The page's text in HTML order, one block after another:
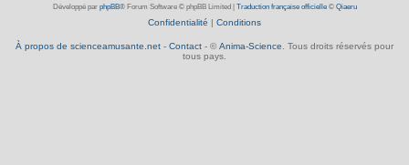
Développé par phpBB® Forum Software © phpBB Limited Traduction française officielle© Qiaeru
Confidentialité | Conditions
À propos de scienceamusante.net - Contact - © Anima-Science . Tous droits réservés pour
tous pays.